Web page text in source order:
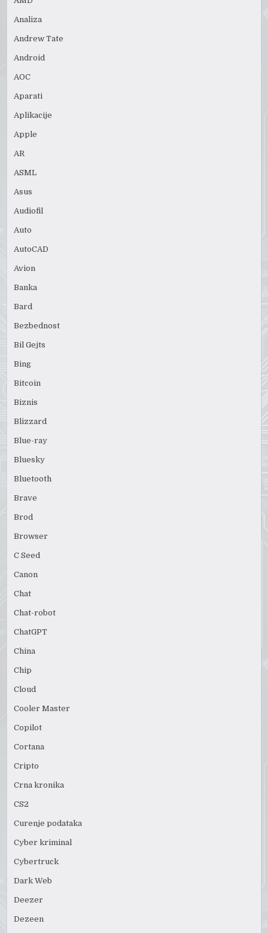
Analiza
Andrew Tate
Android
AOC
Aparati
Aplikacije
Apple
AR
ASML
Asus
Audiofil
Auto
AutoCAD
Avion
Banka
Bard
Bezbednost
Bil Gejts
Bing
Bitcoin
Biznis
Blizzard
Blue-ray
Bluesky
Bluetooth
Brave
Brod
Browser
C Seed
Canon
Chat
Chat-robot
ChatGPT
China
Chip
Cloud
Cooler Master
Copilot
Cortana
Cripto
Crna kronika
CS2
Curenje podataka
Cyber kriminal
Cybertruck
Dark Web
Deezer
Dezeen